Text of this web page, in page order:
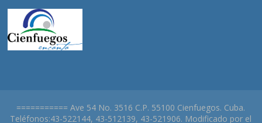
=========== Ave 54 No. 3516 C.P. 55100 Cienfuegos. Cuba.
Teléfonos:43-522144, 43-512139, 43-521906. Modificado por el